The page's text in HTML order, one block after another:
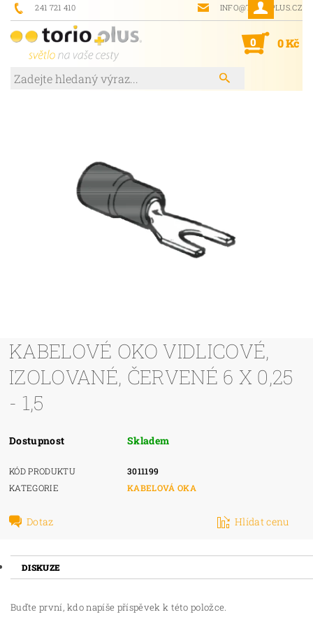
241 721 410 INFO@TORIOPLUS.CZ
0 0 Kč
KABELOVÉ OKO VIDLICOVÉ,
IZOLOVANÉ, ČERVENÉ 6 X 0,25
- 1,5
Dostupnost Skladem
KÓD PRODUKTU
3011199
KATEGORIE
KABELOVÁ OKA
Dotaz Hlídat cenu
DISKUZE
Buďte první, kdo napíše příspěvek k této položce.